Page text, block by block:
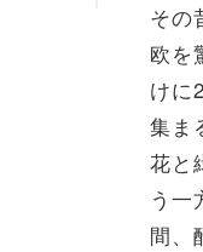
その
欧を
けに
集ま
花と
う一
間、